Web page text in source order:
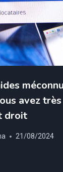
avez très
droit
21/08/2024